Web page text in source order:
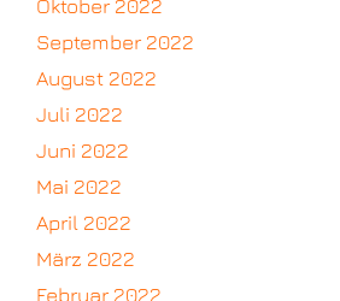
Oktober 2022
September 2022
August 2022
Juli 2022
Juni 2022
Mai 2022
April 2022
März 2022
Februar 2022